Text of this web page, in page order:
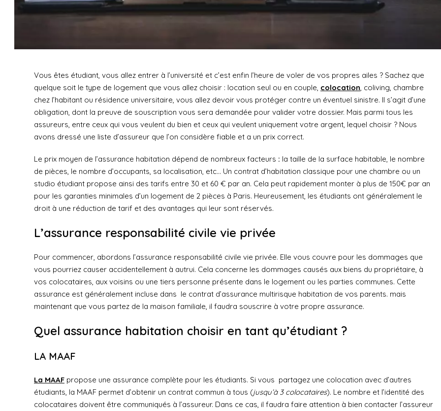
Vous êtes étudiant, vous allez entrer à l’université et c’est enfin l’heure de voler de vos propres ailes ? Sachez que
quelque soit le type de logement que vous allez choisir : location seul ou en couple, colocation, coliving, chambre
chez l’habitant ou résidence universitaire, vous allez devoir vous protéger contre un éventuel sinistre. Il s’agit d’une
obligation, dont la preuve de souscription vous sera demandée pour valider votre dossier. Mais parmi tous les
assureurs, entre ceux qui vous veulent du bien et ceux qui veulent uniquement votre argent, lequel choisir ? Nous
avons dressé une liste d’assureur que l’on considère fiable et a un prix correct.
Le prix moyen de l’assurance habitation dépend de nombreux facteurs : la taille de la surface habitable, le nombre
de pièces, le nombre d’occupants, sa localisation, etc… Un contrat d’habitation classique pour une chambre ou un
studio étudiant propose ainsi des tarifs entre 30 et 60 € par an. Cela peut rapidement monter à plus de 150€ par an
pour les garanties minimales d’un logement de 2 pièces à Paris. Heureusement, les étudiants ont généralement le
droit à une réduction de tarif et des avantages qui leur sont réservés.
L’assurance responsabilité civile vie privée
Pour commencer, abordons l’assurance responsabilité civile vie privée. Elle vous couvre pour les dommages que
vous pourriez causer accidentellement à autrui. Cela concerne les dommages causés aux biens du propriétaire, à
vos colocataires, aux voisins ou une tiers personne présente dans le logement ou les parties communes. Cette
assurance est généralement incluse dans le contrat d’assurance multirisque habitation de vos parents. mais
maintenant que vous partez de la maison familiale, il faudra souscrire à votre propre assurance.
Quel assurance habitation choisir en tant qu’étudiant ?
LA MAAF
La MAAF propose une assurance complète pour les étudiants. Si vous partagez une colocation avec d’autres
étudiants, la MAAF permet d’obtenir un contrat commun à tous (jusqu’à 3 colocataires). Le nombre et l’identité des
colocataires doivent être communiqués à l’assureur. Dans ce cas, il faudra faire attention à bien contacter l’assureur